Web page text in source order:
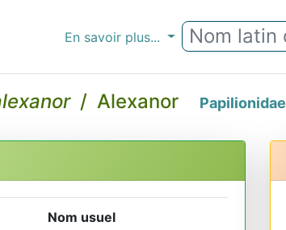
En savoir plus...
/ Alexanor Papilionidae
Nom usuel